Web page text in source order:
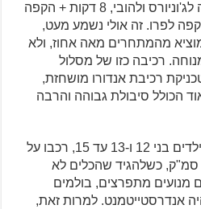
המקצים היו 6 דקות + הקפה לג'וניורס ולהובי, 8 דקות + הקפה
דקות + הקפה לפרו. זה אולי נשמע מעט,
מהמתחרים מאה אחוז, ולא
רכיבה כזו של מסלול
רכיבת אנדורו מושחזת,
הכולל סיבולת גבוהה והרבה
רוכבי קטגוריית הג'וניורס – ילדים בני 12 ו-13 עד 15, רכבו על
אופנועי מוטוקרוס בנפח 85 סמ"ק, כשלהגיד שהכלים לא
מנועים מתפרצים, בולמים
אנדרסטייטמנט. למרות זאת,